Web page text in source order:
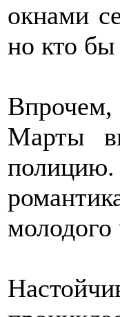
окнами
но кто
Марты
полицию.
молодого